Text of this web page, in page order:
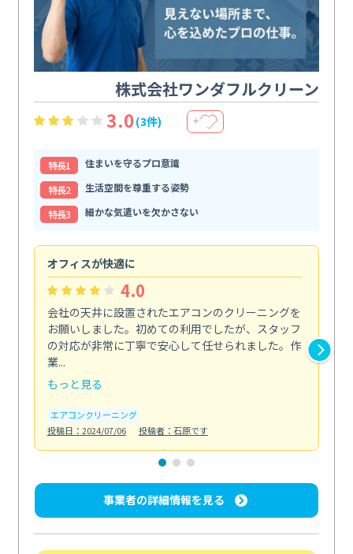
株式会社ワンダフルクリーン
3.0(3件) ＋
特⻑1
住まいを守るプロ意識
特⻑2
生活空間を尊重する姿勢
特⻑3
細かな気遣いを欠かさない
オフィスが快適に
4.0
会社の天井に設置されたエアコンのクリーニングを
お願いしました。初めての利用でしたが、スタッフ
の対応が非常に丁寧で安心して任せられました。作
業...
もっと見る
エアコンクリーニング
投稿日：2024/07/06
投稿者：石原です
事業者の詳細情報を見る